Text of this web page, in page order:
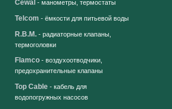
Cewal - манометры, термостаты
Telcom - ёмкости для питьевой воды
R.B.M. - радиаторные клапаны,
термоголовки
Flamco - воздухоотводчики,
предохранительные клапаны
Top Cable - кабель для
водопогружных насосов